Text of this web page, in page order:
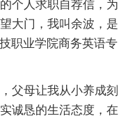
个人求职自荐信，为
大门，我叫余波，是
职业学院商务英语专
父母让我从小养成刻
诚恳的生活态度，在